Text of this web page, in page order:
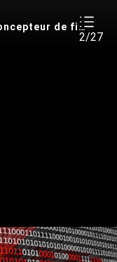
2/27
Jour 02 - Les projets et le concepteur de fiches VCL